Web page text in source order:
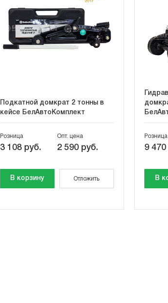
Подкатной домкрат 2 тонны в
кейсе БелАвтоКомплект
Розница
3 108 руб.
Опт. цена
2 590 руб.
В корзину Отложить
Розница
9 470
В